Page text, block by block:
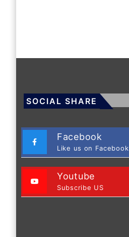
SOCIAL SHARE
Facebook
Like us on Facebook
Youtube
Subscribe US